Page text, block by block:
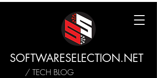
SOFTWARESELECTION.NET
/ TECH BLOG